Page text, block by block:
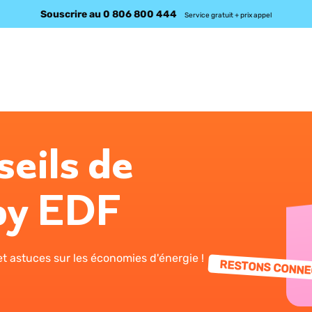
Service gratuit + prix appel
Souscrire au 0 806 800 444
de
EDF
astuces sur les économies d'énergie !
RESTONS